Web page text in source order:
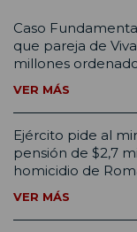
Caso
que pareja de
millones
VER MÁS
Ejército pide al
pensión de $2,7
homicidio de
VER MÁS